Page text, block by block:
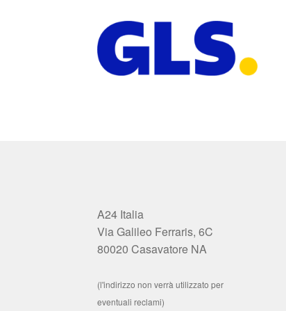
A24 Italia
Via Galileo Ferraris, 6C
80020 Casavatore NA
(l'indirizzo non verrà utilizzato per
eventuali reclami)